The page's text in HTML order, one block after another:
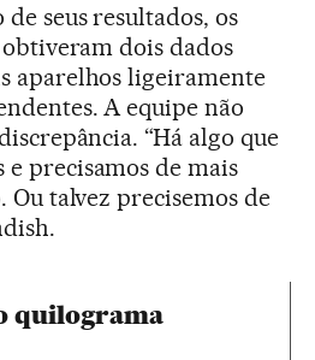
seus resultados, os
dois dados
aparelhos ligeiramente
A equipe não
“Há algo que
e precisamos de mais
Ou talvez precisemos de
quilograma